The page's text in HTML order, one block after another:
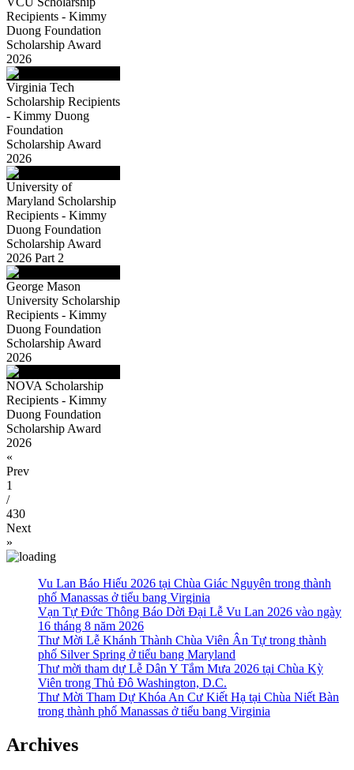
Recipients - Kimmy
Duong Foundation
Scholarship Award
2026
Virginia Tech
Scholarship Recipients
- Kimmy Duong
Foundation
Scholarship Award
2026
University of
Maryland Scholarship
Recipients - Kimmy
Duong Foundation
Scholarship Award
2026 Part 2
George Mason
University Scholarship
Recipients - Kimmy
Duong Foundation
Scholarship Award
2026
NOVA Scholarship
Recipients - Kimmy
Duong Foundation
Scholarship Award
2026
«
Prev
1
/
430
Next
»
Vu Lan Báo Hiếu 2026 tại Chùa Giác Nguyên trong thành
phố Manassas ở tiểu bang Virginia
Vạn Tự Đức Thông Báo Dời Đại Lễ Vu Lan 2026 vào ngày
16 tháng 8 năm 2026
Thư Mời Lễ Khánh Thành Chùa Viên Ân Tự trong thành
phố Silver Spring ở tiểu bang Maryland
Thư mời tham dự Lễ Dân Y Tắm Mưa 2026 tại Chùa Kỳ
Viên trong Thủ Đô Washington, D.C.
Thư Mời Tham Dự Khóa An Cư Kiết Hạ tại Chùa Niết Bàn
trong thành phố Manassas ở tiểu bang Virginia
Archives